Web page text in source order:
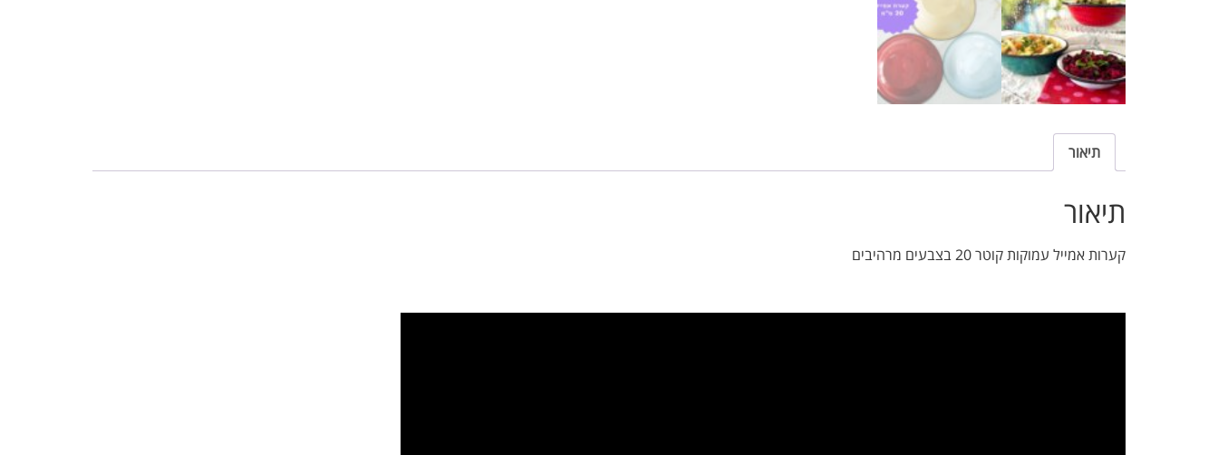
תיאור
תיאור
קערות אמייל עמוקות קוטר 20 בצבעים מרהיבים